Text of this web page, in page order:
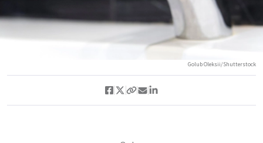
Golub Oleksii/Shutterstock